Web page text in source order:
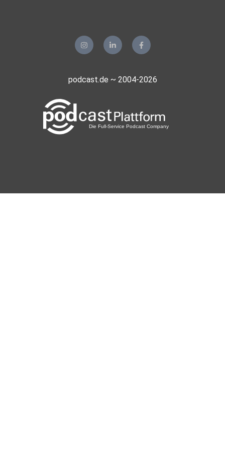
podcast.de ~ 2004-2026